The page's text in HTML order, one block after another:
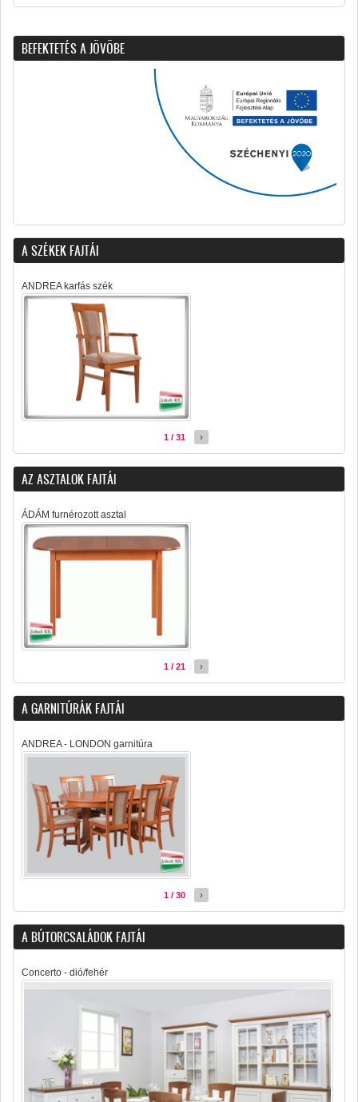
BEFEKTETÉS A JÖVÖBE
A SZÉKEK FAJTÁI
ANDREA karfás szék
1 / 31 ›
AZ ASZTALOK FAJTÁI
ÁDÁM furnérozott asztal
1 / 21 ›
A GARNITÚRÁK FAJTÁI
ANDREA - LONDON garnitúra
1 / 30 ›
A BÚTORCSALÁDOK FAJTÁI
Concerto - dió/fehér